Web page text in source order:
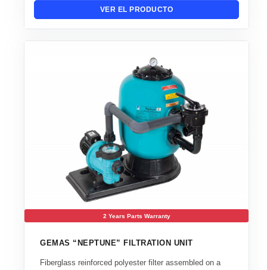
VER EL PRODUCTO
2 Years Parts Warranty
GEMAS “NEPTUNE” FILTRATION UNIT
Fiberglass reinforced polyester filter assembled on a